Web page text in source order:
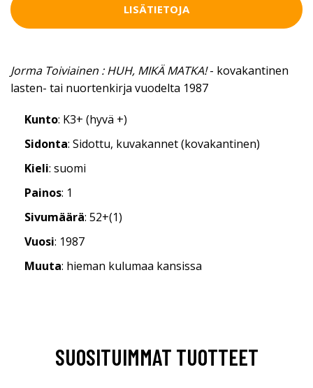
LISÄTIETOJA
Jorma Toiviainen : HUH, MIKÄ MATKA!- kovakantinen
lasten- tai nuortenkirja vuodelta 1987
Kunto: K3+ (hyvä +)
Sidonta: Sidottu, kuvakannet (kovakantinen)
Kieli: suomi
Painos: 1
Sivumäärä: 52+(1)
Vuosi: 1987
Muuta: hieman kulumaa kansissa
SUOSITUIMMAT TUOTTEET